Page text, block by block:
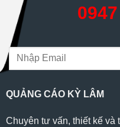
QUẢNG CÁO KỲ LÂM
Chuyên tư vấn, thiết kế và